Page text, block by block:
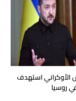
الأوكراني استهدف
روسيا